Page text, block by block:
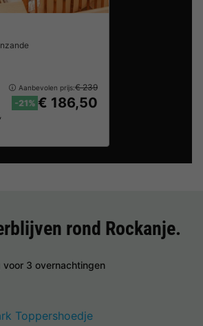
Aanbevolen prijs:€ 239
-21% € 186,50
rond Rockanje.
voor 3 overnachtingen
Toppershoedje